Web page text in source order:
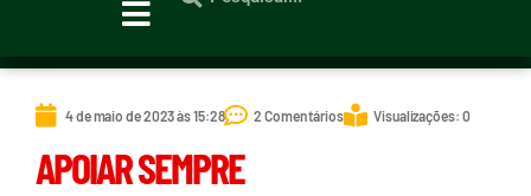
4 de maio de 2023 às 15:28 2 Comentários Visualizações: 0
APOIAR SEMPRE